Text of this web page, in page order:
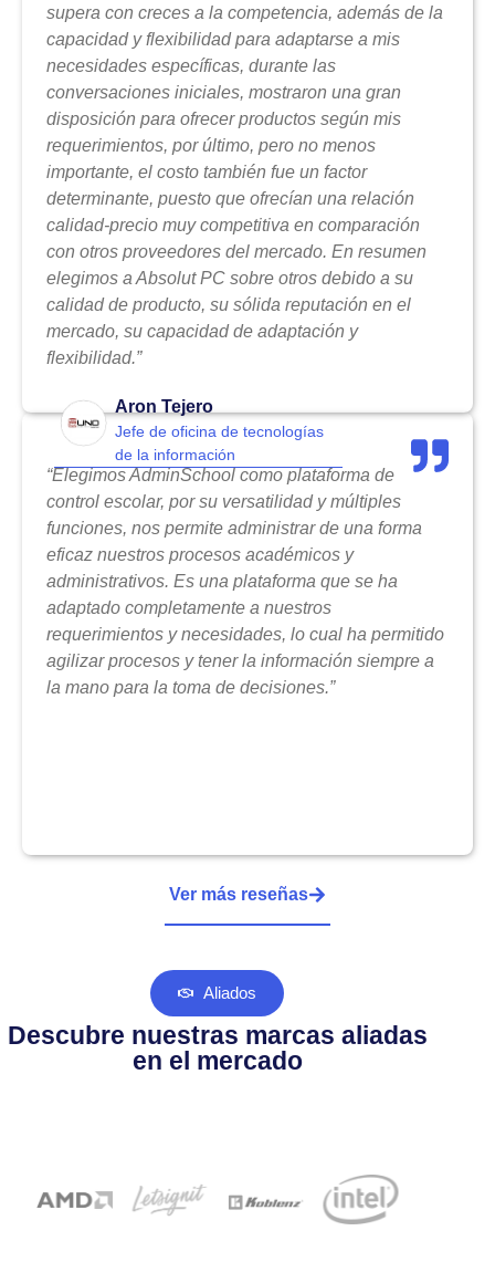
supera con creces a la competencia, además de la
capacidad y flexibilidad para adaptarse a mis
necesidades específicas, durante las
conversaciones iniciales, mostraron una gran
disposición para ofrecer productos según mis
requerimientos, por último, pero no menos
importante, el costo también fue un factor
determinante, puesto que ofrecían una relación
calidad-precio muy competitiva en comparación
con otros proveedores del mercado. En resumen
elegimos a Absolut PC sobre otros debido a su
calidad de producto, su sólida reputación en el
mercado, su capacidad de adaptación y
flexibilidad.”
Aron Tejero
Jefe de oficina de tecnologías
de la información
“Elegimos AdminSchool como plataforma de
control escolar, por su versatilidad y múltiples
funciones, nos permite administrar de una forma
eficaz nuestros procesos académicos y
administrativos. Es una plataforma que se ha
adaptado completamente a nuestros
requerimientos y necesidades, lo cual ha permitido
agilizar procesos y tener la información siempre a
la mano para la toma de decisiones.”
Ver más reseñas
Aliados
Descubre nuestras marcas aliadas
en el mercado